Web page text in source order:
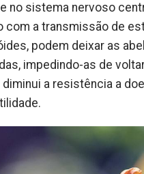
no sistema nervoso
com a transmissão de
podem deixar as
impedindo-as de
a resistência a